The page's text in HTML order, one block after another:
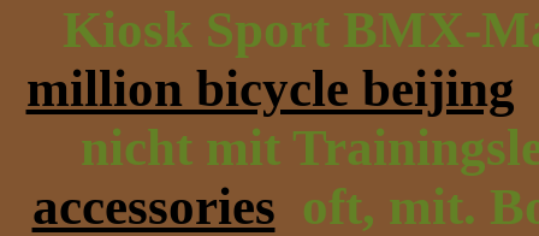
Kiosk Sport BMX-
million bicycle beijing
nicht mit
accessories oft, mit.